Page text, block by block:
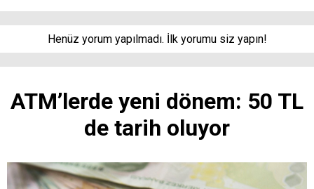
Henüz yorum yapılmadı. İlk yorumu siz yapın!
ATM’lerde yeni dönem: 50 TL
de tarih oluyor